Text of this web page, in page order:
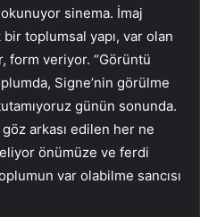
sinema. İmaj
toplumsal yapı, var olan
form veriyor. “Görüntü
Signe’nin görülme
günün sonunda.
arkası edilen her ne
önümüze ve ferdi
var olabilme sancısı